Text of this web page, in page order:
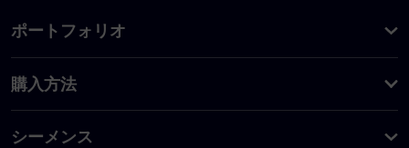
ポートフォリオ
購入方法
シーメンス